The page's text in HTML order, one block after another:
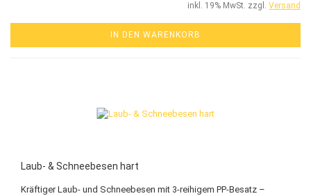
inkl. 19% MwSt. zzgl. Versand
IN DEN WARENKORB
Laub- & Schneebesen hart
Kräftiger Laub- und Schneebesen mit 3-reihigem PP-Besatz –